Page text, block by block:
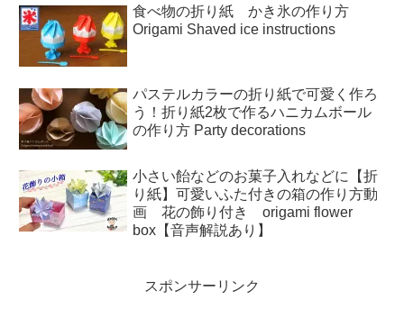
食べ物の折り紙 かき氷の作り方
Origami Shaved ice instructions
パステルカラーの折り紙で可愛く作ろ
う！折り紙2枚で作るハニカムボール
の作り方 Party decorations
小さい飴などのお菓子入れなどに【折
り紙】可愛いふた付きの箱の作り方動
画 花の飾り付き origami flower
box【音声解説あり】
スポンサーリンク